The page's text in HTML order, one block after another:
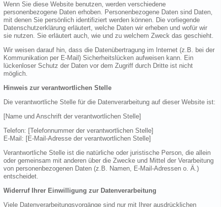
Wenn Sie diese Website benutzen, werden verschiedene
personenbezogene Daten erhoben. Personenbezogene Daten sind Daten,
mit denen Sie persönlich identifiziert werden können. Die vorliegende
Datenschutzerklärung erläutert, welche Daten wir erheben und wofür wir
sie nutzen. Sie erläutert auch, wie und zu welchem Zweck das geschieht.
Wir weisen darauf hin, dass die Datenübertragung im Internet (z.B. bei der
Kommunikation per E-Mail) Sicherheitslücken aufweisen kann. Ein
lückenloser Schutz der Daten vor dem Zugriff durch Dritte ist nicht
möglich.
Hinweis zur verantwortlichen Stelle
Die verantwortliche Stelle für die Datenverarbeitung auf dieser Website ist:
[Name und Anschrift der verantwortlichen Stelle]
Telefon: [Telefonnummer der verantwortlichen Stelle]
E-Mail: [E-Mail-Adresse der verantwortlichen Stelle]
Verantwortliche Stelle ist die natürliche oder juristische Person, die allein
oder gemeinsam mit anderen über die Zwecke und Mittel der Verarbeitung
von personenbezogenen Daten (z.B. Namen, E-Mail-Adressen o. Ä.)
entscheidet.
Widerruf Ihrer Einwilligung zur Datenverarbeitung
Viele Datenverarbeitungsvorgänge sind nur mit Ihrer ausdrücklichen